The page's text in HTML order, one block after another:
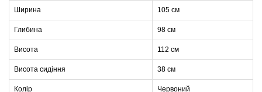
Ширина 105 см
Глибина 98 см
Висота 112 см
Висота сидіння 38 см
Колір Червоний